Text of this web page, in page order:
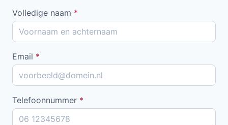
Volledige naam *
Email *
Telefoonnummer *